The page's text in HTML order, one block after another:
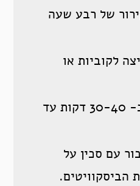
של רבע שעה
לקוביות או
אפייה על 160 מעלות כ- 30-40 דקות עד
עם סכין על
הביסקוויטים.